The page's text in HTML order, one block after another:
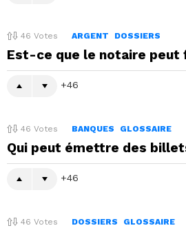
46 Votes ARGENT DOSSIERS
Est-ce que le notaire peut
46
46 Votes BANQUES GLOSSAIRE
Qui peut émettre des
46
46 Votes DOSSIERS GLOSSAIRE